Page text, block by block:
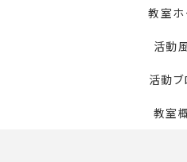
教室ホ
活動
活動
教室